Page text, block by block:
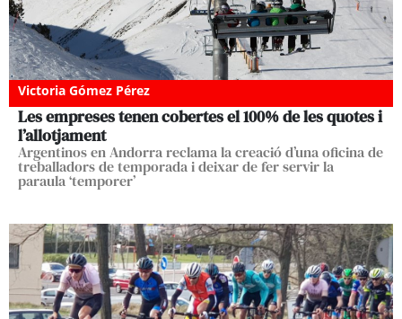
Victoria Gómez Pérez
Les empreses tenen cobertes el 100% de les quotes i
l’allotjament
Argentinos en Andorra reclama la creació d’una oficina de
treballadors de temporada i deixar de fer servir la
paraula ‘temporer’